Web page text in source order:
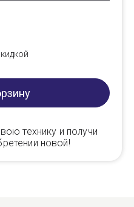
технику и получи
новой!